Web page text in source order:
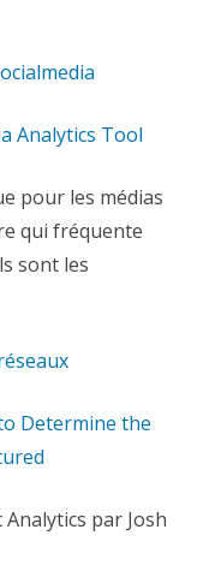
Analytics Tool
pour les médias
qui fréquente
sont les
Determine the
par Josh